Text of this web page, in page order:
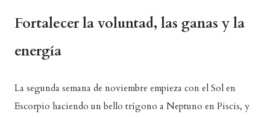
Fortalecer la voluntad, las ganas y la
energía
La segunda semana de noviembre empieza con el Sol en
Escorpio haciendo un bello trígono a Neptuno en Piscis, y